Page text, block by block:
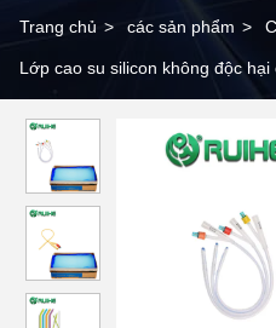
Trang chủ > các sản phẩm >
Lớp cao su silicon không độc